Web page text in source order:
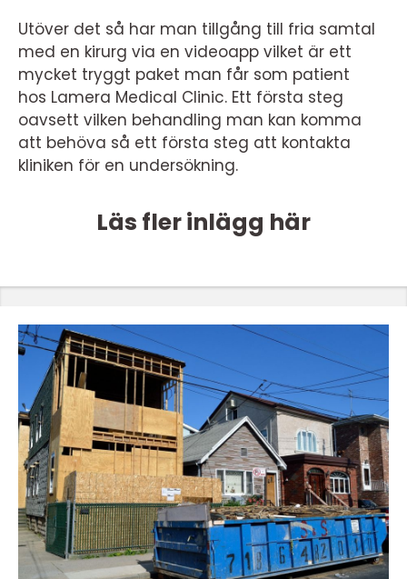
Utöver det så har man tillgång till fria samtal
med en kirurg via en videoapp vilket är ett
mycket tryggt paket man får som patient
hos Lamera Medical Clinic. Ett första steg
oavsett vilken behandling man kan komma
att behöva så ett första steg att kontakta
kliniken för en undersökning.
Läs fler inlägg här